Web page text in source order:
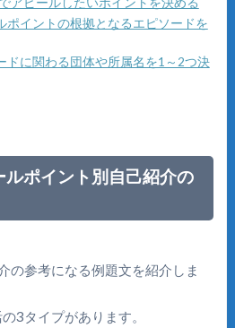
ポイントの根拠となるエピソードを
ドに関わる団体や所属名を1～2つ決
ルポイント別自己紹介の
の参考になる例題文を紹介しま
3タイプがあります。